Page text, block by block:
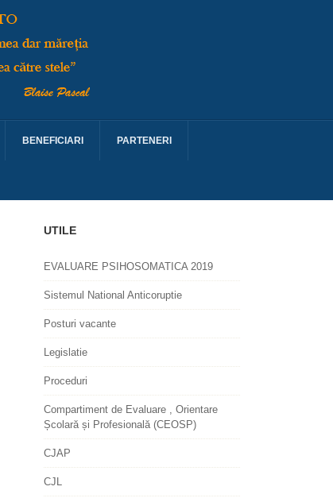
BENEFICIARI PARTENERI
UTILE
EVALUARE PSIHOSOMATICA 2019
Sistemul National Anticoruptie
Posturi vacante
Legislatie
Proceduri
Compartiment de Evaluare , Orientare
Școlară și Profesională (CEOSP)
CJAP
CJL